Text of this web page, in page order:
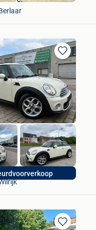
Bewaren
Mijn
Favorieten
Car Center